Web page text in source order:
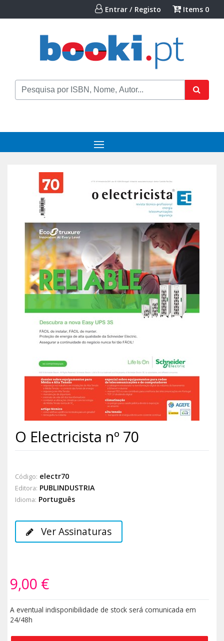
Entrar / Registo Items 0
O Electricista nº 70
Código: electr70
Editora: PUBLINDUSTRIA
Idioma: Português
Ver Assinaturas
9,00 €
A eventual indisponibilidade de stock será comunicada em
24/48h